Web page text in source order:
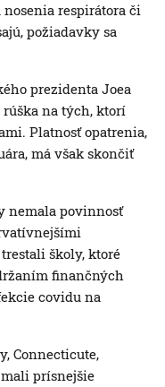
respirátora či
požiadavky sa
prezidenta Joea
na tých, ktorí
Platnosť opatrenia,
má však skončiť
nemala povinnosť
školy, ktoré
finančných
covidu na
Connecticute,
prísnejšie